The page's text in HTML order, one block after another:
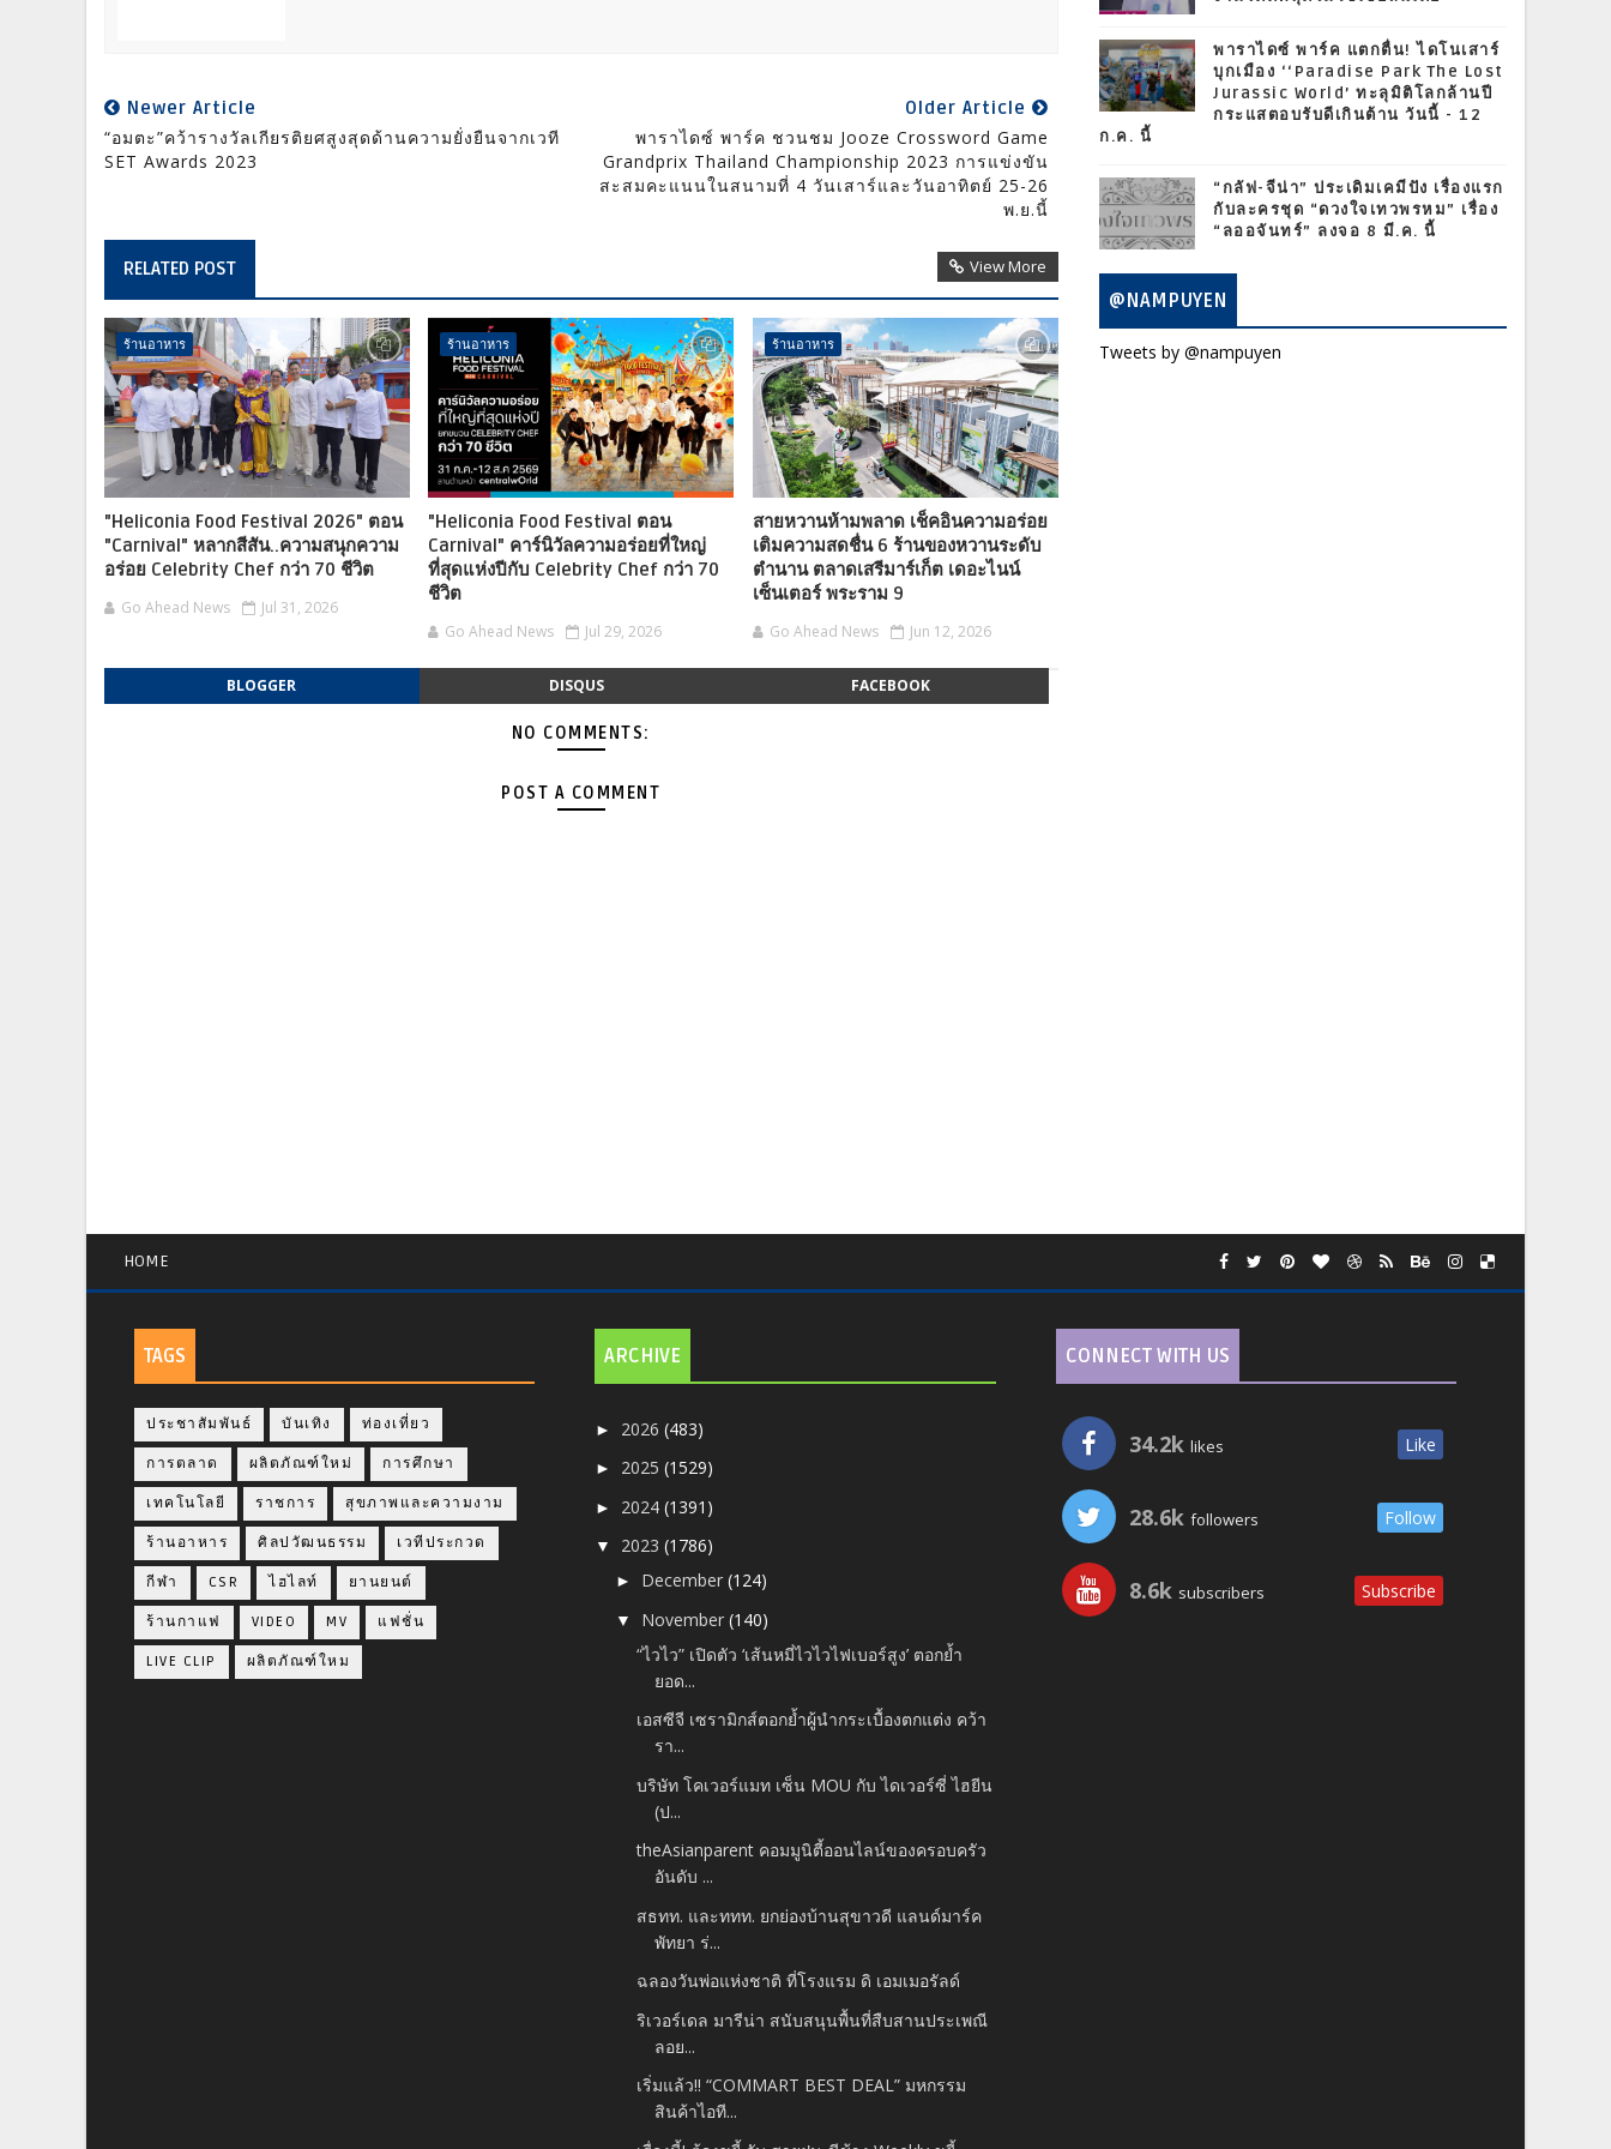
Newer Article
“อมตะ”คว้ารางวัลเกียรติยศสูงสุดด้านความยั่งยืนจากเวที
SET Awards 2023
Older Article
พาราไดซ์ พาร์ค ชวนชม Jooze Crossword Game
Grandprix Thailand Championship 2023 การแข่งขัน
สะสมคะแนนในสนามที่ 4 วันเสาร์และวันอาทิตย์ 25-26
พ.ย.นี้
RELATED POST View More
ร้านอาหาร
"Heliconia Food Festival 2026" ตอน
"Carnival" หลากสีสัน..ความสนุกความ
อร่อย Celebrity Chef กว่า 70 ชีวิต
Go Ahead News Jul 31, 2026
ร้านอาหาร
"Heliconia Food Festival ตอน
Carnival" คาร์นิวัลความอร่อยที่ใหญ่
ที่สุดแห่งปีกับ Celebrity Chef กว่า 70
ชีวิต
Go Ahead News Jul 29, 2026
ร้านอาหาร
สายหวานห้ามพลาด เช็คอินความอร่อย
เติมความสดชื่น 6 ร้านของหวานระดับ
ตำนาน ตลาดเสรีมาร์เก็ต เดอะไนน์
เซ็นเตอร์ พระราม 9
Go Ahead News Jun 12, 2026
BLOGGER DISQUS FACEBOOK
NO COMMENTS:
POST A COMMENT
พาราไดซ์ พาร์ค แตกตื่น! ไดโนเสาร์
บุกเมือง ‘‘Paradise Park The Lost
Jurassic World’ ทะลุมิติโลกล้านปี
กระแสตอบรับดีเกินต้าน วันนี้ - 12
ก.ค. นี้
“กลัฟ-จีน่า” ประเดิมเคมีปัง เรื่องแรก
กับละครชุด “ดวงใจเทวพรหม” เรื่อง
“ลออจันทร์” ลงจอ 8 มี.ค. นี้
@NAMPUYEN
Tweets by @nampuyen
HOME
TAGS
ประชาสัมพันธ์ บันเทิง ท่องเที่ยว
การตลาด ผลิตภัณฑ์ใหม่ การศึกษา
เทคโนโลยี ราชการ สุขภาพและความงาม
ร้านอาหาร ศิลปวัฒนธรรม เวทีประกวด
กีฬา CSR ไฮไลท์ ยานยนต์
ร้านกาแฟ VIDEO MV แฟชั่น
LIVE CLIP ผลิตภัณฑ์ใหม
ARCHIVE
► 2026(483)
► 2025(1529)
► 2024(1391)
▼ 2023(1786)
► December(124)
▼ November(140)
“ไวไว” เปิดตัว ‘เส้นหมี่ไวไวไฟเบอร์สูง’ ตอกย้ำ
ยอด...
เอสซีจี เซรามิกส์ตอกย้ำผู้นำกระเบื้องตกแต่ง คว้า
รา...
บริษัท โคเวอร์แมท เซ็น MOU กับ ไดเวอร์ซี่ ไฮยีน
(ป...
theAsianparent คอมมูนิตี้ออนไลน์ของครอบครัว
อันดับ ...
สธทท. และททท. ยกย่องบ้านสุขาวดี แลนด์มาร์ค
พัทยา ร่...
ฉลองวันพ่อแห่งชาติ ที่โรงแรม ดิ เอมเมอรัลด์
ริเวอร์เดล มารีน่า สนับสนุนพื้นที่สืบสานประเพณี
ลอย...
เริ่มแล้ว!! “COMMART BEST DEAL” มหกรรม
สินค้าไอที...
CONNECT WITH US
34.2k likes Like
28.6k followers Follow
8.6k subscribers Subscribe